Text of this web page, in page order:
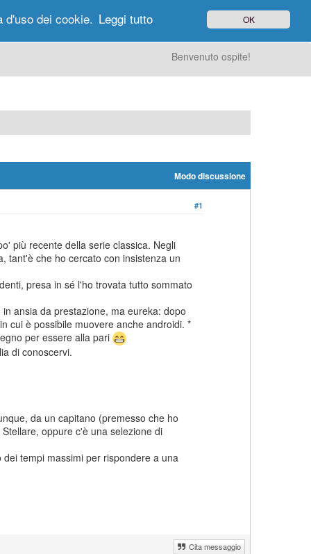
di Oggi Ricerca Utenti
Benvenuto ospite!
Modo discussione
#1
più recente della serie classica. Negli
tant'è che ho cercato con insistenza un
presa in sé l'ho trovata tutto sommato
ansia da prestazione, ma eureka: dopo
cui è possibile muovere anche androidi. *
per essere alla pari
di conoscervi.
da un capitano (premesso che ho
oppure c'è una selezione di
tempi massimi per rispondere a una
Cita messaggio
dei cookie. Leggi tutto OK